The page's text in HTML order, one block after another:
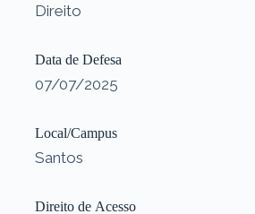
Direito
Data de Defesa
07/07/2025
Local/Campus
Santos
Direito de Acesso